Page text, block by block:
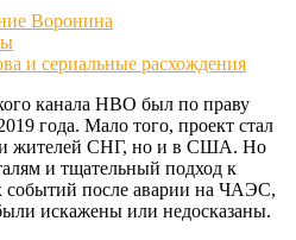
Воронина
и сериальные расхождения
канала HBO был по праву
года. Мало того, проект стал
жителей СНГ, но и в США. Но
и тщательный подход к
событий после аварии на ЧАЭС,
искажены или недосказаны.